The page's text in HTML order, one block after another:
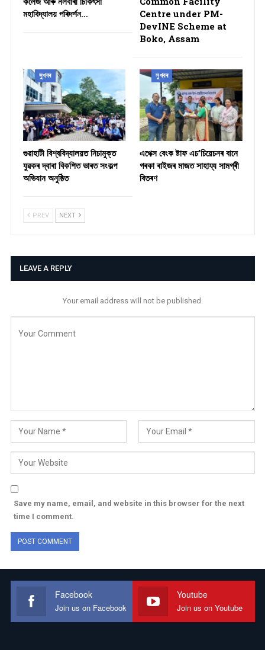
মহাবিদ্যালয় পৰিদৰ্শন…
Centre under PM-
DevINE Scheme at
Boko, Assam
সুখবৰ
গুৱাহাটী বিশ্ববিদ্যালয়ত নিচামুক্ত
যুৱকৰ দ্বাৰা বিকশিত ভাৰত সংকল্প
অভিযান অনুষ্ঠিত
সুখবৰ
​এপেক্স বেংক ষ্টাফ এচ’চিয়েচনৰ বানে
গৰকা ৰাইজৰ মাজত সাহায্য সামগ্ৰী
বিতৰণ ​
PREV NEXT
LEAVE A REPLY
Your email address will not be published.
Save my name, email, and website in this browser for the next
time I comment.
Facebook
Join us on Facebook
Youtube
Join us on Youtube